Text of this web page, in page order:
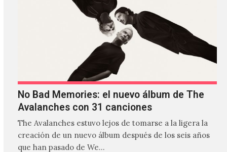
No Bad Memories: el nuevo álbum de The
Avalanches con 31 canciones
The Avalanches estuvo lejos de tomarse a la ligera la
creación de un nuevo álbum después de los seis años
que han pasado de We…